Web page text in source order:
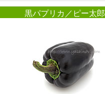
黒パプリカ／ピー太郎